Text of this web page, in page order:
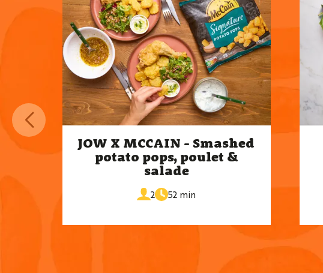
JOW X MCCAIN - Smashed
potato pops, poulet &
salade
2
portions52 min
de
cuisson